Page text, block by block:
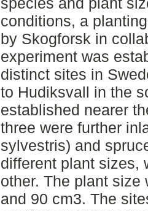
conditions, a
by Skogforsk in
experiment was
distinct sites in
to Hudiksvall in the
established nearer
three were further
sylvestris) and
different plant sizes,
other. The plant size
and 90 cm3. The